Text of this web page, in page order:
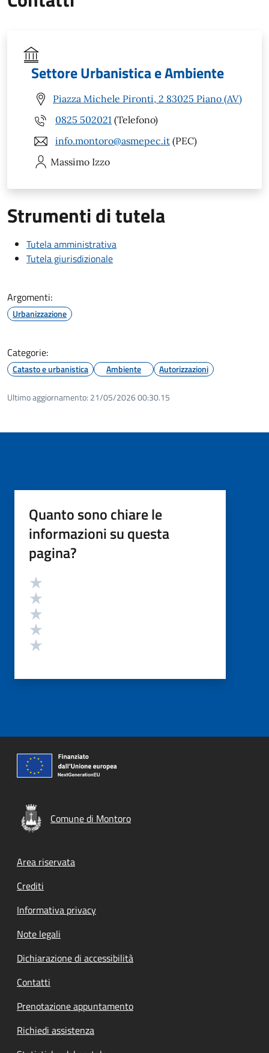
Settore Urbanistica e Ambiente
Piazza Michele Pironti, 2 83025 Piano (AV)
0825 502021 (Telefono)
info.montoro@asmepec.it (PEC)
Massimo Izzo
Strumenti di tutela
Tutela amministrativa
Tutela giurisdizionale
Argomenti:
Urbanizzazione
Categorie:
Catasto e urbanistica Ambiente Autorizzazioni
Ultimo aggiornamento: 21/05/2026 00:30.15
Quanto sono chiare le
informazioni su questa
pagina?
Valutazione
Comune di Montoro
Footer menu
Area riservata
Crediti
Informativa privacy
Note legali
Dichiarazione di accessibilità
Contatti
Prenotazione appuntamento
Richiedi assistenza